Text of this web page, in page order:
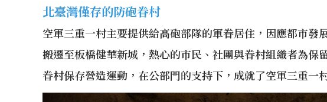
北臺灣僅存的防砲眷村
空軍三重一村主要提供給高砲部隊的軍眷居住，因應都市發
搬遷至板橋健華新城，熱心的市民、社團與眷村組織者為保
眷村保存營造運動，在公部門的支持下，成就了空軍三重一